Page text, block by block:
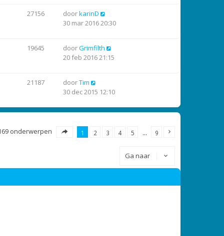
27156 doorkarinD
30 mar 2016 20:30
19645 doorGrimfilth
20 feb 2016 21:15
21187 doorTim
30 dec 2015 12:10
onderwerpen 1 2 3 4 5 … 9
Ga naar